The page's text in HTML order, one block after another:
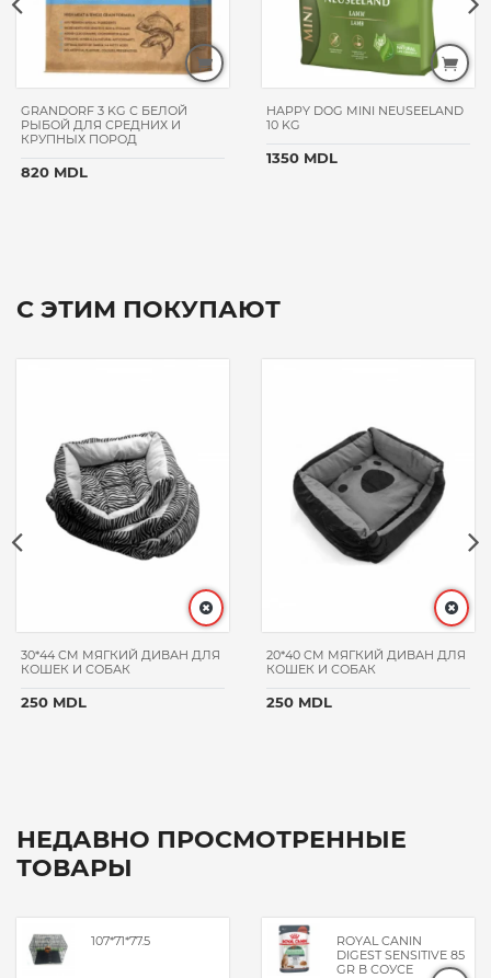
GRANDORF 3 KG С БЕЛОЙ
РЫБОЙ ДЛЯ СРЕДНИХ И
КРУПНЫХ ПОРОД
820 MDL
HAPPY DOG MINI NEUSEELAND
10 KG
1350 MDL
С ЭТИМ ПОКУПАЮТ
30*44 CM МЯГКИЙ ДИВАН ДЛЯ
КОШЕК И СОБАК
250 MDL
20*40 CM МЯГКИЙ ДИВАН ДЛЯ
КОШЕК И СОБАК
250 MDL
НЕДАВНО ПРОСМОТРЕННЫЕ
ТОВАРЫ
107*71*77.5
ROYAL CANIN
DIGEST SENSITIVE 85
GR В СОУСЕ